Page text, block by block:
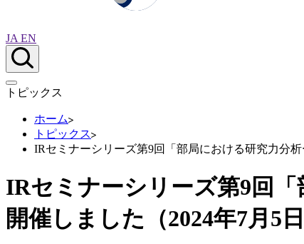
JA EN
トピックス
ホーム
トピックス
IRセミナーシリーズ第9回「部局における研究力分析
IRセミナーシリーズ第9回
開催しました（2024年7月5日